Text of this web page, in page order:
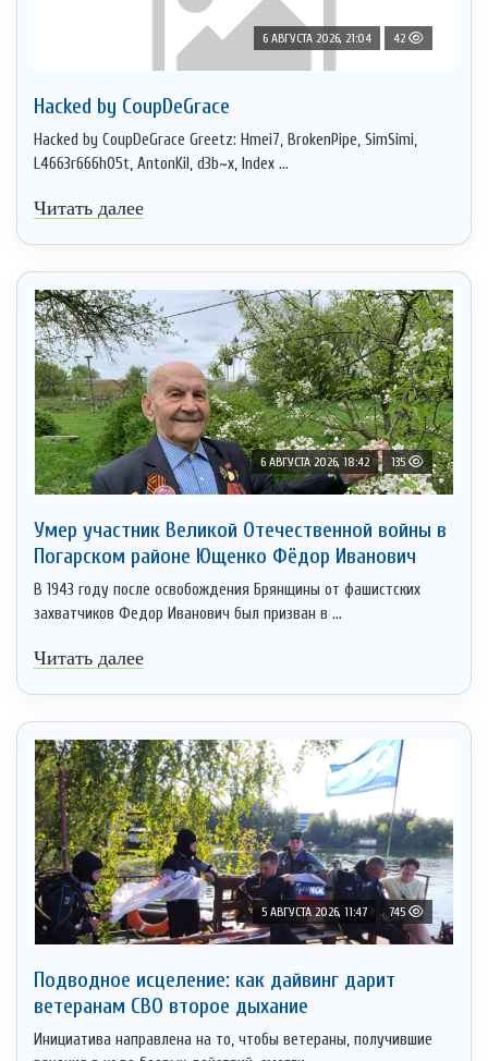
6 АВГУСТА 2026, 21:04 42
Hacked by CoupDeGrace
Hacked by CoupDeGrace Greetz: Hmei7, BrokenPipe, SimSimi,
L4663r666h05t, AntonKil, d3b~x, Index ...
Читать далее
6 АВГУСТА 2026, 18:42 135
Умер участник Великой Отечественной войны в
Погарском районе Ющенко Фёдор Иванович
В 1943 году после освобождения Брянщины от фашистских
захватчиков Федор Иванович был призван в ...
Читать далее
5 АВГУСТА 2026, 11:47 745
Подводное исцеление: как дайвинг дарит
ветеранам СВО второе дыхание
Инициатива направлена на то, чтобы ветераны, получившие